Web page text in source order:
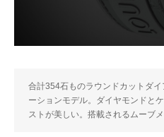
合計354石ものラウンドカットダ
ーションモデル。ダイヤモンドと
ストが美しい。搭載されるムーブ